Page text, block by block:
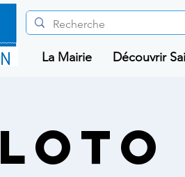
La Mairie Découvrir
Loto